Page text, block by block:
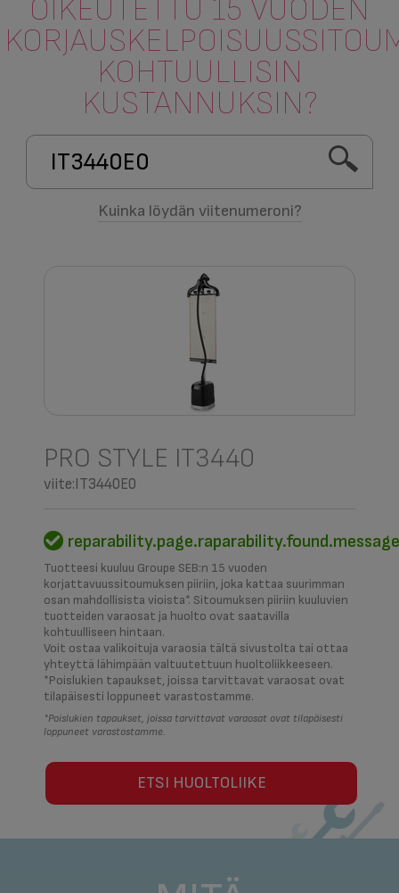
OIKEUTETTU 15 VUODEN
KOHTUULLISIN
KUSTANNUKSIN?
Kuinka löydän viitenumeroni?
PRO STYLE IT3440
viite:IT3440E0
Tuotteesi kuuluu Groupe SEB:n 15 vuoden
korjattavuussitoumuksen piiriin, joka kattaa suurimman
osan mahdollisista vioista*. Sitoumuksen piiriin kuuluvien
tuotteiden varaosat ja huolto ovat saatavilla
kohtuulliseen hintaan.
Voit ostaa valikoituja varaosia tältä sivustolta tai ottaa
yhteyttä lähimpään valtuutettuun huoltoliikkeeseen.
*Poislukien tapaukset, joissa tarvittavat varaosat ovat
tilapäisesti loppuneet varastostamme.
*Poislukien tapaukset, joissa tarvittavat varaosat ovat tilapäisesti
loppuneet varastostamme.
ETSI HUOLTOLIIKE